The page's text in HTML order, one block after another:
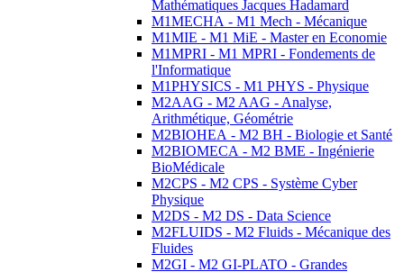
Mathématiques Jacques Hadamard
M1MECHA - M1 Mech - Mécanique
M1MIE - M1 MiE - Master en Economie
M1MPRI - M1 MPRI - Fondements de
l'Informatique
M1PHYSICS - M1 PHYS - Physique
M2AAG - M2 AAG - Analyse,
Arithmétique, Géométrie
M2BIOHEA - M2 BH - Biologie et Santé
M2BIOMECA - M2 BME - Ingénierie
BioMédicale
M2CPS - M2 CPS - Système Cyber
Physique
M2DS - M2 DS - Data Science
M2FLUIDS - M2 Fluids - Mécanique des
Fluides
M2GI - M2 GI-PLATO - Grandes